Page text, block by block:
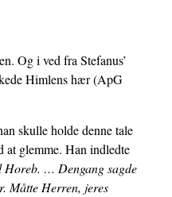
Og i ved fra Stefanus’
Himlens hær (ApG
skulle holde denne tale
at glemme. Han indledte
Horeb. … Dengang sagde
Måtte Herren, jeres